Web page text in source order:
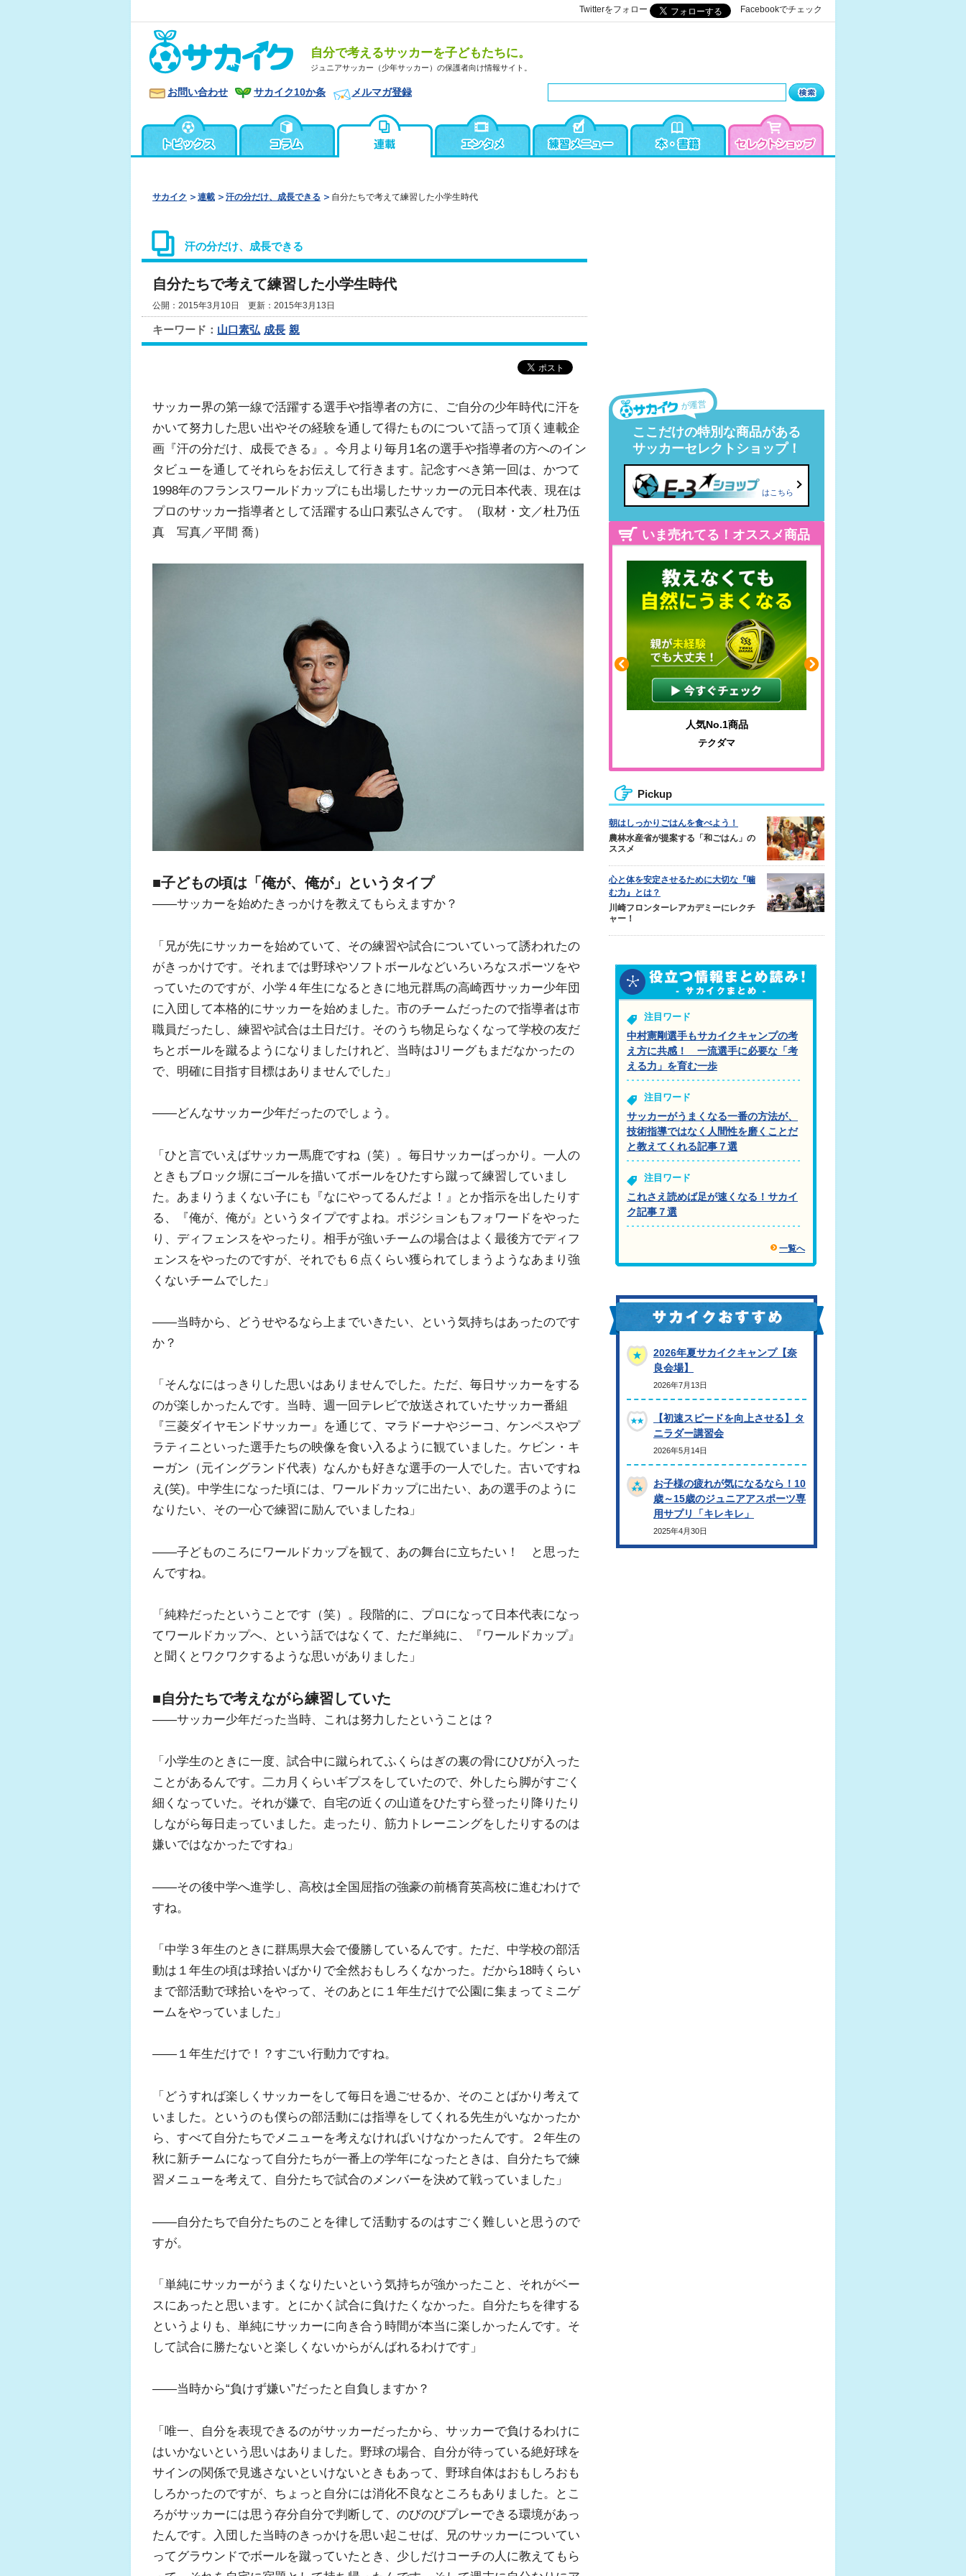
Twitterをフォロー Facebookでチェック
自分で考えるサッカーを子どもたちに。
ジュニアサッカー（少年サッカー）の保護者向け情報サイト。
お問い合わせ サカイク10か条 メルマガ登録
サカイク 連載 汗の分だけ、成長できる 自分たちで考えて練習した小学生時代
汗の分だけ、成長できる
自分たちで考えて練習した小学生時代
公開：2015年3月10日 更新：2015年3月13日
キーワード： 山口素弘 成長 親
サッカー界の第一線で活躍する選手や指導者の方に、ご自分の少年時代に汗を
かいて努力した思い出やその経験を通して得たものについて語って頂く連載企
画『汗の分だけ、成長できる』。今月より毎月1名の選手や指導者の方へのイン
タビューを通してそれらをお伝えして行きます。記念すべき第一回は、かつて
1998年のフランスワールドカップにも出場したサッカーの元日本代表、現在は
プロのサッカー指導者として活躍する山口素弘さんです。（取材・文／杜乃伍
真 写真／平間 喬）
■子どもの頃は「俺が、俺が」というタイプ
――サッカーを始めたきっかけを教えてもらえますか？
「兄が先にサッカーを始めていて、その練習や試合についていって誘われたの
がきっかけです。それまでは野球やソフトボールなどいろいろなスポーツをや
っていたのですが、小学４年生になるときに地元群馬の高崎西サッカー少年団
に入団して本格的にサッカーを始めました。市のチームだったので指導者は市
職員だったし、練習や試合は土日だけ。そのうち物足らなくなって学校の友だ
ちとボールを蹴るようになりましたけれど、当時はJリーグもまだなかったの
で、明確に目指す目標はありませんでした」
――どんなサッカー少年だったのでしょう。
「ひと言でいえばサッカー馬鹿ですね（笑）。毎日サッカーばっかり。一人の
ときもブロック塀にゴールを描いてボールをひたすら蹴って練習していまし
た。あまりうまくない子にも『なにやってるんだよ！』とか指示を出したりす
る、『俺が、俺が』というタイプですよね。ポジションもフォワードをやった
り、ディフェンスをやったり。相手が強いチームの場合はよく最後方でディフ
ェンスをやったのですが、それでも６点くらい獲られてしまうようなあまり強
くないチームでした」
――当時から、どうせやるなら上までいきたい、という気持ちはあったのです
か？
「そんなにはっきりした思いはありませんでした。ただ、毎日サッカーをする
のが楽しかったんです。当時、週一回テレビで放送されていたサッカー番組
『三菱ダイヤモンドサッカー』を通じて、マラドーナやジーコ、ケンペスやプ
ラティニといった選手たちの映像を食い入るように観ていました。ケビン・キ
ーガン（元イングランド代表）なんかも好きな選手の一人でした。古いですね
え(笑)。中学生になった頃には、ワールドカップに出たい、あの選手のように
なりたい、その一心で練習に励んでいましたね」
――子どものころにワールドカップを観て、あの舞台に立ちたい！ と思った
んですね。
「純粋だったということです（笑）。段階的に、プロになって日本代表になっ
てワールドカップへ、という話ではなくて、ただ単純に、『ワールドカップ』
と聞くとワクワクするような思いがありました」
■自分たちで考えながら練習していた
――サッカー少年だった当時、これは努力したということは？
「小学生のときに一度、試合中に蹴られてふくらはぎの裏の骨にひびが入った
ことがあるんです。二カ月くらいギプスをしていたので、外したら脚がすごく
細くなっていた。それが嫌で、自宅の近くの山道をひたすら登ったり降りたり
しながら毎日走っていました。走ったり、筋力トレーニングをしたりするのは
嫌いではなかったですね」
――その後中学へ進学し、高校は全国屈指の強豪の前橋育英高校に進むわけで
すね。
「中学３年生のときに群馬県大会で優勝しているんです。ただ、中学校の部活
動は１年生の頃は球拾いばかりで全然おもしろくなかった。だから18時くらい
まで部活動で球拾いをやって、そのあとに１年生だけで公園に集まってミニゲ
ームをやっていました」
――１年生だけで！？すごい行動力ですね。
「どうすれば楽しくサッカーをして毎日を過ごせるか、そのことばかり考えて
いました。というのも僕らの部活動には指導をしてくれる先生がいなかったか
ら、すべて自分たちでメニューを考えなければいけなかったんです。２年生の
秋に新チームになって自分たちが一番上の学年になったときは、自分たちで練
習メニューを考えて、自分たちで試合のメンバーを決めて戦っていました」
――自分たちで自分たちのことを律して活動するのはすごく難しいと思うので
すが。
「単純にサッカーがうまくなりたいという気持ちが強かったこと、それがベー
スにあったと思います。とにかく試合に負けたくなかった。自分たちを律する
というよりも、単純にサッカーに向き合う時間が本当に楽しかったんです。そ
して試合に勝たないと楽しくないからがんばれるわけです」
――当時から“負けず嫌い”だったと自負しますか？
「唯一、自分を表現できるのがサッカーだったから、サッカーで負けるわけに
はいかないという思いはありました。野球の場合、自分が待っている絶好球を
サインの関係で見逃さないといけないときもあって、野球自体はおもしろおも
しろかったのですが、ちょっと自分には消化不良なところもありました。とこ
ろがサッカーには思う存分自分で判断して、のびのびプレーできる環境があっ
たんです。入団した当時のきっかけを思い起こせば、兄のサッカーについてい
ってグラウンドでボールを蹴っていたとき、少しだけコーチの人に教えてもら
が運営
ここだけの特別な商品がある
サッカーセレクトショップ！
はこちら
いま売れてる！オススメ商品
人気No.1商品
テクダマ
Pickup
朝はしっかりごはんを食べよう！
農林水産省が提案する「和ごはん」の
ススメ
心と体を安定させるために大切な『噛
む力』とは？
川崎フロンターレアカデミーにレクチ
ャー！
注目ワード
中村憲剛選手もサカイクキャンプの考
え方に共感！ 一流選手に必要な「考
える力」を育む一歩
注目ワード
サッカーがうまくなる一番の方法が、
技術指導ではなく人間性を磨くことだ
と教えてくれる記事７選
注目ワード
これさえ読めば足が速くなる！サカイ
ク記事７選
一覧へ
2026年夏サカイクキャンプ【奈
良会場】
2026年7月13日
【初速スピードを向上させる】タ
ニラダー講習会
2026年5月14日
お子様の疲れが気になるなら！10
歳～15歳のジュニアアスポーツ専
用サプリ「キレキレ」
2025年4月30日